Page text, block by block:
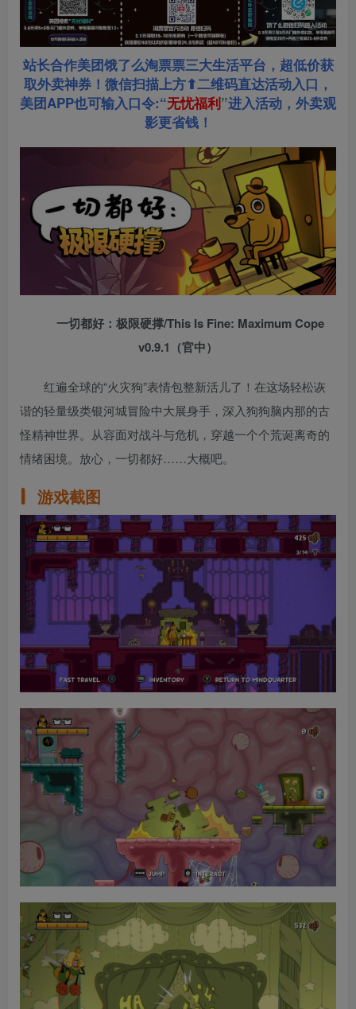
站长合作美团饿了么淘票票三大生活平台，超低价获
取外卖神券！微信扫描上方⬆二维码直达活动入口，
美团APP也可输入口令:“无忧福利”进入活动，外卖观
影更省钱！
一切都好：极限硬撑/This Is Fine: Maximum Cope
v0.9.1（官中）
红遍全球的“火灾狗”表情包整新活儿了！在这场轻松诙
谐的轻量级类银河城冒险中大展身手，深入狗狗脑内那的古
怪精神世界。从容面对战斗与危机，穿越一个个荒诞离奇的
情绪困境。放心，一切都好……大概吧。
游戏截图